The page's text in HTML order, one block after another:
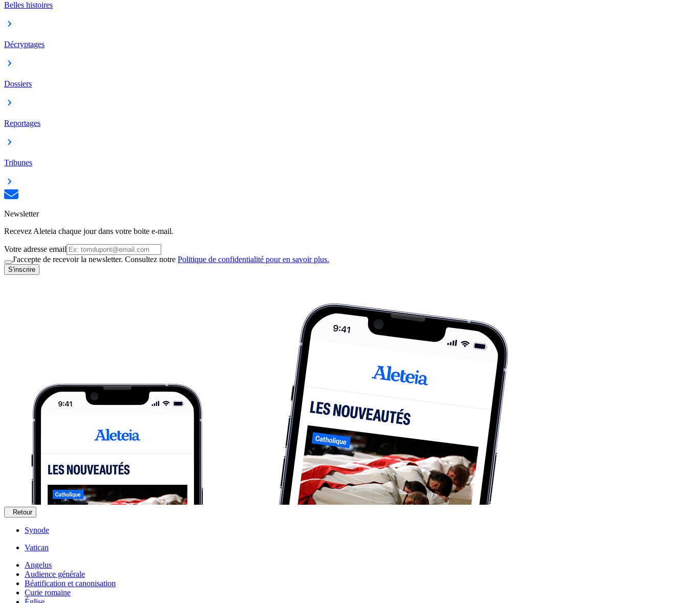
Belles histoires
Décryptages
Dossiers
Reportages
Tribunes
Newsletter
Recevez Aleteia chaque jour dans votre boite e-mail.
Votre adresse email
J'accepte de recevoir la newsletter. Consultez notre Politique de confidentialité pour en savoir plus.
S'inscrire
Retour
Synode
Vatican
Angelus
Audience générale
Béatification et canonisation
Curie romaine